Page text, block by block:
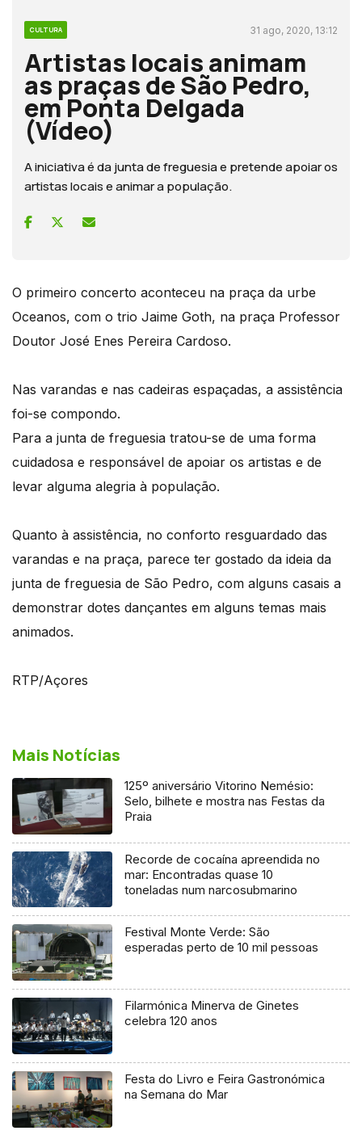
CULTURA 31 ago, 2020, 13:12
Artistas locais animam
as praças de São Pedro,
em Ponta Delgada
(Vídeo)
A iniciativa é da junta de freguesia e pretende apoiar os
artistas locais e animar a população.
O primeiro concerto aconteceu na praça da urbe
Oceanos, com o trio Jaime Goth, na praça Professor
Doutor José Enes Pereira Cardoso.
Nas varandas e nas cadeiras espaçadas, a assistência
foi-se compondo.
Para a junta de freguesia tratou-se de uma forma
cuidadosa e responsável de apoiar os artistas e de
levar alguma alegria à população.
Quanto à assistência, no conforto resguardado das
varandas e na praça, parece ter gostado da ideia da
junta de freguesia de São Pedro, com alguns casais a
demonstrar dotes dançantes em alguns temas mais
animados.
RTP/Açores
Mais Notícias
125º aniversário Vitorino Nemésio:
Selo, bilhete e mostra nas Festas da
Praia
Recorde de cocaína apreendida no
mar: Encontradas quase 10
toneladas num narcosubmarino
Festival Monte Verde: São
esperadas perto de 10 mil pessoas
Filarmónica Minerva de Ginetes
celebra 120 anos
Festa do Livro e Feira Gastronómica
na Semana do Mar